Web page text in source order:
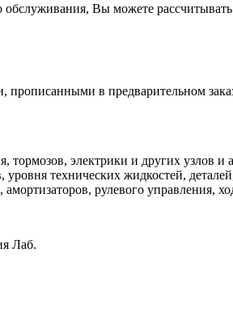
Вы можете
прописанными в предварительном
электрики и других узлов и
технических жидкостей,
рулевого управления,
Лаб.